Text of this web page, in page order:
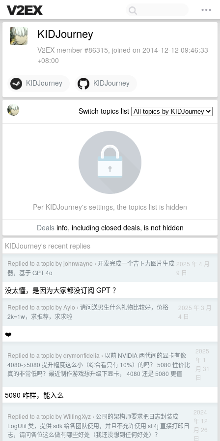
KIDJourney
V2EX member #86315, joined on 2014-12-12 09:46:33
+08:00
KIDJourney KIDJourney
Switch topics list
Per KIDJourney's settings, the topics list is hidden
Dealsinfo, including closed deals, is not hidden
KIDJourney's recent replies
Replied to a topic by johnwayne › 开发完成一个吉卜力图片生成
器，基于 GPT 4o
2025 年 4 月
9 日
没太懂，是因为大家都没订阅 GPT ？
Replied to a topic by Ayio › 请问送男生什么礼物比较好，价格
2k~1w，求推荐，求求啦
2025 年 3 月
4 日
❤️
Replied to a topic by drymonfidelia › 以前 NVIDIA 两代间的显卡有像
4080->5080 提升幅度这么小（综合看只有 10%）的吗？ 5080 性价比
真的非常低吗？最近制作游戏想升级下显卡， 4080 还是 5080 更值
2025
年 1
月 31
日
5090 咋样，能入么
Replied to a topic by WillingXyz › 公司的架构师要求把日志封装成
LogUtil 类，提供 sdk 给各团队使用，并且不允许使用 slf4j 直接打印日
志，请问各位这么做有哪些好处（我还没想到任何好处）？
2024
年 12
月 26
日